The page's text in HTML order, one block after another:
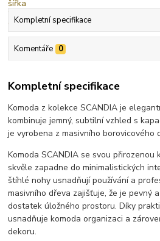
Kompletní specifikace
Komentáře 0
Kompletní specifikace
Komoda z kolekce SCANDIA je
kombinuje jemný, subtilní vzhled s
je vyrobena z masivního borovicového
Komoda SCANDIA se svou přirozenou
skvěle zapadne do minimalistických
štíhlé nohy usnadňují používání a
masivního dřeva zajišťuje, že je pevný
dostatek úložného prostoru. Díky
usnadňuje komoda organizaci a
dekoru.